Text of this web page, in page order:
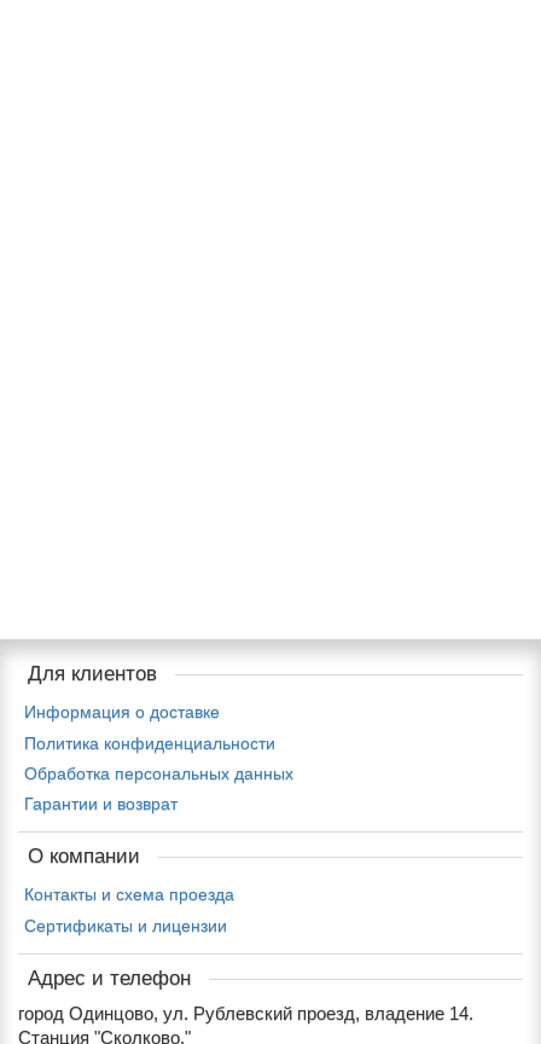
Для клиентов
Информация о доставке
Политика конфиденциальности
Обработка персональных данных
Гарантии и возврат
О компании
Контакты и схема проезда
Сертификаты и лицензии
Адрес и телефон
город Одинцово, ул. Рублевский проезд, владение 14.
Станция "Сколково."